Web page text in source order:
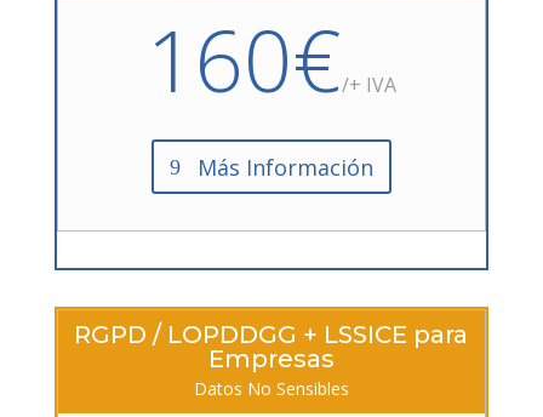
160€/+ IVA
Más Información
RGPD / LOPDDGG + LSSICE para
Empresas
Datos No Sensibles